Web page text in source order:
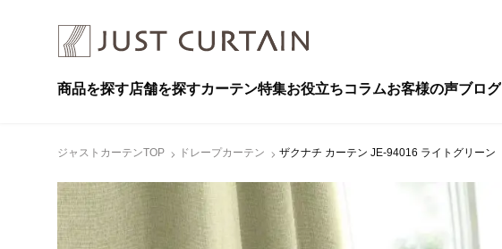
商品を探す店舗を探すカーテン特集お役立ちコラムお客様の声ブログ
ジャストカーテンTOP ドレープカーテン ザクナチ カーテン JE-94016 ライトグリーン